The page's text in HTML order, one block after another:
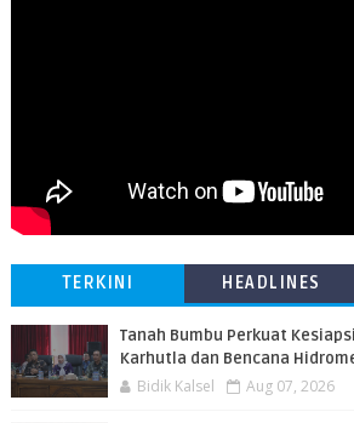
TERKINI HEADLINES
Tanah Bumbu Perkuat
Karhutla dan Bencana
Bidik Kalsel Aug 07, 2026